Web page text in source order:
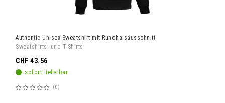
Authentic Unisex-Sweatshirt mit Rundhalsausschnitt
Sweatshirts- und T-Shirts
sofort lieferbar
Bewertung:
0
CHF 43.56